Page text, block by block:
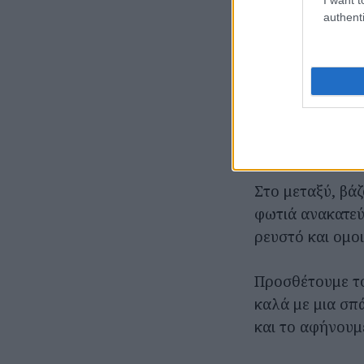
Ανακατεύουμε
Αποσύρουμε
Στο μεταξύ,
φωτιά
ρευστό και
Προσθέτουμε
καλά με μια
και το